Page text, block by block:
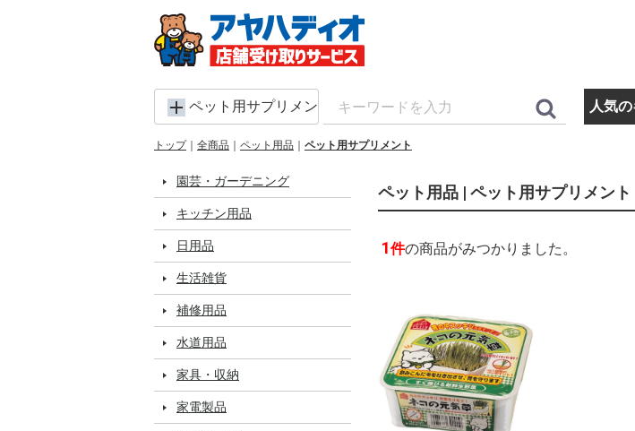
ペット用サプリメント 人気
トップ 全商品 ペット用品 ペット用サプリメント
園芸・ガーデニング
キッチン用品
日用品
生活雑貨
補修用品
水道用品
家具・収納
家電製品
ペット用品 | ペット用サプリメント
1件の商品がみつかりました。